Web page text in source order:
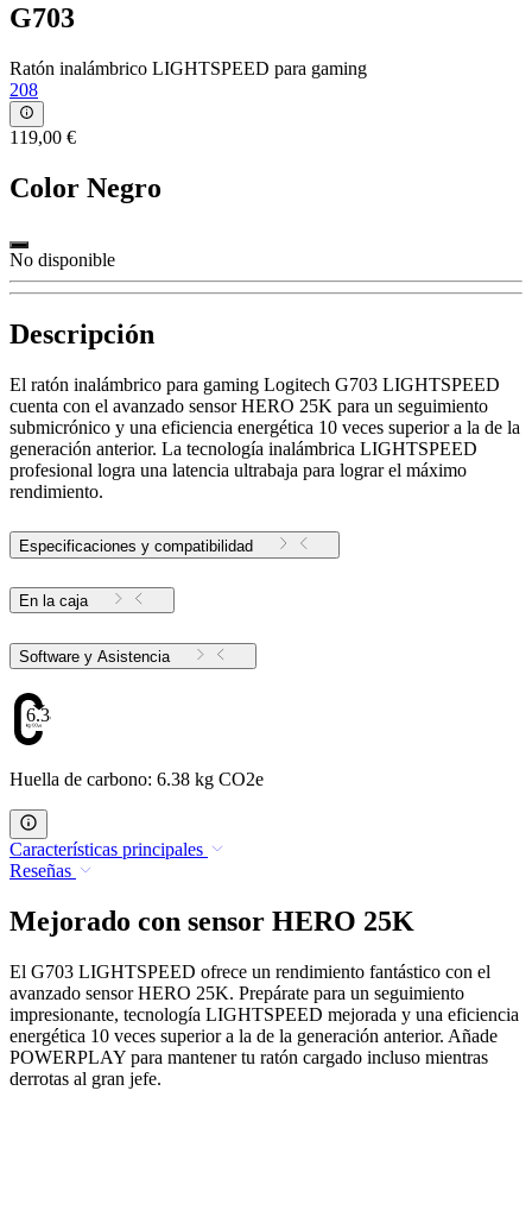
G703
Ratón inalámbrico LIGHTSPEED para gaming
208
119,00 €
Color Negro
No disponible
Descripción
El ratón inalámbrico para gaming Logitech G703 LIGHTSPEED
cuenta con el avanzado sensor HERO 25K para un seguimiento
submicrónico y una eficiencia energética 10 veces superior a la de la
generación anterior. La tecnología inalámbrica LIGHTSPEED
profesional logra una latencia ultrabaja para lograr el máximo
rendimiento.
Especificaciones y compatibilidad
En la caja
Software y Asistencia
6.38
Huella de carbono: 6.38 kg CO2e
Características principales
Reseñas
Mejorado con sensor HERO 25K
El G703 LIGHTSPEED ofrece un rendimiento fantástico con el
avanzado sensor HERO 25K. Prepárate para un seguimiento
impresionante, tecnología LIGHTSPEED mejorada y una eficiencia
energética 10 veces superior a la de la generación anterior. Añade
POWERPLAY para mantener tu ratón cargado incluso mientras
derrotas al gran jefe.